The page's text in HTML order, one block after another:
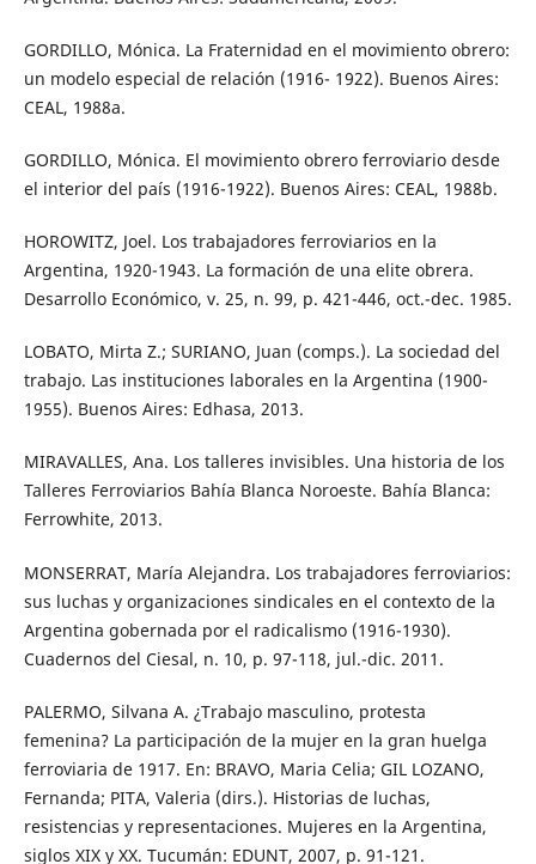
GORDILLO, Mónica. La Fraternidad en el movimiento obrero:
un modelo especial de relación (1916- 1922). Buenos Aires:
CEAL, 1988a.
GORDILLO, Mónica. El movimiento obrero ferroviario desde
el interior del país (1916-1922). Buenos Aires: CEAL, 1988b.
HOROWITZ, Joel. Los trabajadores ferroviarios en la
Argentina, 1920-1943. La formación de una elite obrera.
Desarrollo Económico, v. 25, n. 99, p. 421-446, oct.-dec. 1985.
LOBATO, Mirta Z.; SURIANO, Juan (comps.). La sociedad del
trabajo. Las instituciones laborales en la Argentina (1900-
1955). Buenos Aires: Edhasa, 2013.
MIRAVALLES, Ana. Los talleres invisibles. Una historia de los
Talleres Ferroviarios Bahía Blanca Noroeste. Bahía Blanca:
Ferrowhite, 2013.
MONSERRAT, María Alejandra. Los trabajadores ferroviarios:
sus luchas y organizaciones sindicales en el contexto de la
Argentina gobernada por el radicalismo (1916-1930).
Cuadernos del Ciesal, n. 10, p. 97-118, jul.-dic. 2011.
PALERMO, Silvana A. ¿Trabajo masculino, protesta
femenina? La participación de la mujer en la gran huelga
ferroviaria de 1917. En: BRAVO, Maria Celia; GIL LOZANO,
Fernanda; PITA, Valeria (dirs.). Historias de luchas,
resistencias y representaciones. Mujeres en la Argentina,
siglos XIX y XX. Tucumán: EDUNT, 2007, p. 91-121.